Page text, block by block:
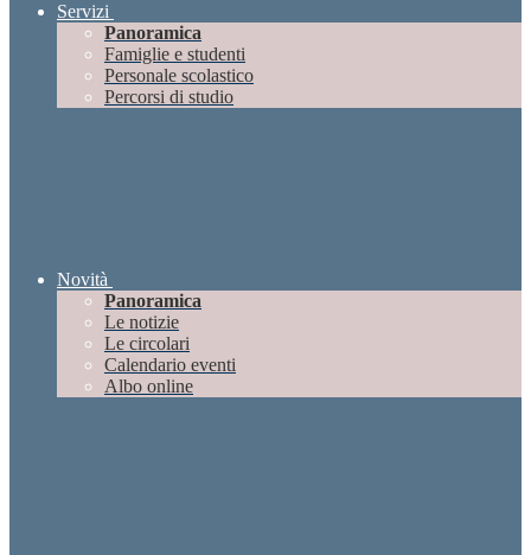
Servizi
Panoramica
Famiglie e studenti
Personale scolastico
Percorsi di studio
Novità
Panoramica
Le notizie
Le circolari
Calendario eventi
Albo online